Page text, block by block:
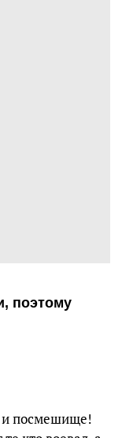
поэтому
и посмешище!